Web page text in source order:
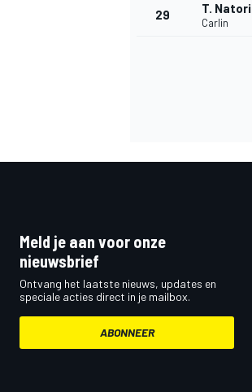
29 T. Natori
Carlin
Meld je aan voor onze
nieuwsbrief
Ontvang het laatste nieuws, updates en
speciale acties direct in je mailbox.
ABONNEER